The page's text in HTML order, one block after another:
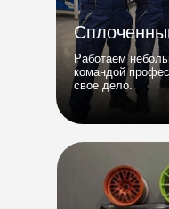
Работаем
командой
свое дело.